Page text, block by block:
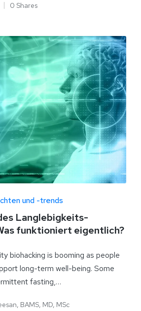
0 Shares
und -trends
Langlebigkeits-
funktioniert eigentlich?
biohacking is booming as people
long-term well-being. Some
fasting,…
BAMS, MD, MSc